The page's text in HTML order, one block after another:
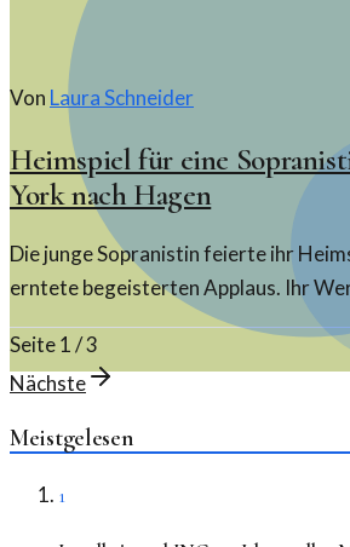
Von Laura Schneider
Heimspiel für eine
York nach Hagen
Die junge Sopranistin feierte ihr
erntete begeisterten Applaus. Ihr
York bis in die Heimat ist
Seite1/3
Nächste
Meistgelesen
1